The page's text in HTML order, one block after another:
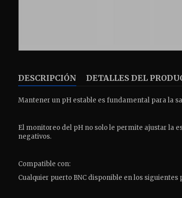
DESCRIPCIÓN DETALLES DEL
Mantener un pH estable es fundamental para la
El monitoreo del pH no solo le permite ajustar la
negativos.
Compatible con:
Cualquier puerto BNC disponible en los siguientes